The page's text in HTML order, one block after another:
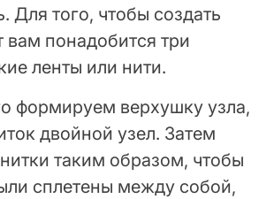
Для того, чтобы создать
вам понадобится три
ленты или нити.
формируем верхушку узла,
двойной узел. Затем
таким образом, чтобы
сплетены между собой,